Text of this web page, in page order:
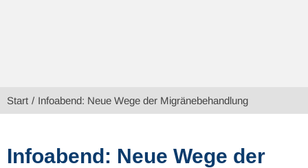
Sie befinden sich hier:
Start Infoabend: Neue Wege der Migränebehandlung
Infoabend: Neue Wege der